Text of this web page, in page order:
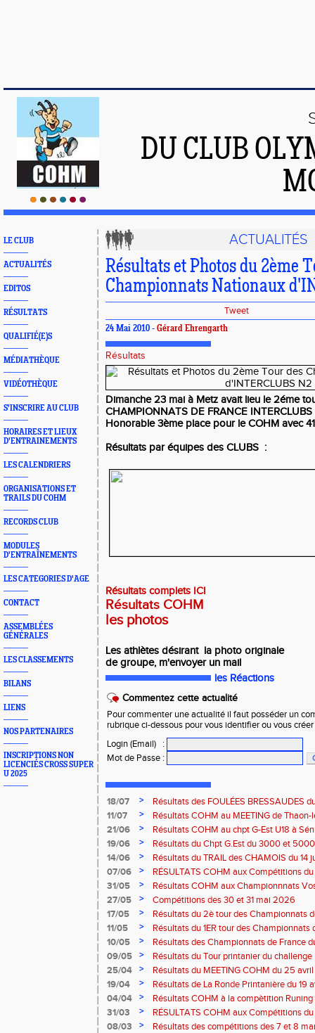
DU CLUB
LE CLUB
ACTUALITÉS
EDITOS
RÉSULTATS
QUALIFIÉ(E)S
MÉDIATHÈQUE
VIDÉOTHÈQUE
S'INSCRIRE AU CLUB
HORAIRES ET LIEUX
D'ENTRAINEMENTS
LES CALENDRIERS
ORGANISATIONS ET
TRAILS DU COHM
RECORDS CLUB
MODULES
D'ENTRAÎNEMENTS
LES CATEGORIES D'AGE
CONTACT
ASSEMBLÉES
GÉNÉRALES
LES CLASSEMENTS
BILANS
LIENS
NOS PARTENAIRES
INSCRIPTIONS NON
LICENCIÉS CROSS SUPER
U 2025
ACTUALITÉS
Résultats et Photos du 2ème
Championnats Nationaux
Tweet
24 Mai 2010 - Gérard Ehrengarth
Résultats
Dimanche 23 mai à Metz avait lieu le 2éme
CHAMPIONNATS DE FRANCE INTERCLUBS
Honorable 3ème place pour le COHM avec
Résultats par équipes des CLUBS :
Résultats complets ICI
Résultats COHM
les photos
Les athlètes désirant la photo originale
de groupe, m'envoyer un mail
les Réactions
Commentez cette actualité
Pour commenter une actualité il faut posséder un
rubrique ci-dessous pour vous identifier ou vous
Login (Email)
:
Mot de Passe :
18/07 >
Résultats des FOULÉES BRESSAUDES
Bresse
11/07 >
Résultats COHM au MEETING de Thaon-
2026
21/06 >
Résultats COHM au chpt G-Est U18 à
2026
19/06 >
Résultats du Chpt G.Est du 3000 et
Amneville
14/06 >
Résultats du TRAIL des CHAMOIS du 14
Moselotte
07/06 >
RÉSULTATS COHM aux Compétitions
31/05
>
Résultats COHM aux Championnnats
Masters du 31 mai 2026 à Remiremont
27/05 >
Compétitions des 30 et 31 mai 2026
17/05
>
Résultats du 2è tour des Championnats
région G-Est du 17 mai 2025 à
11/05 >
Résultats du 1ER tour des Championnats
Thaon-les Vosges
10/05 >
Résultats des Championnats de France
Marathon du 10 mai à Troyes
09/05 >
Résultats du Tour printanier du
25/04
>
Résultats du MEETING COHM du 25
19/04
>
Résultats de La Ronde Printanière du 19
route de Belfort
04/04 >
Résultats COHM à la compètition
court" des 4 et 5 avril à Toul
31/03 >
RÉSULTATS COHM aux Compétitions
08/03
>
Résultats des compétitions des 7 et 8